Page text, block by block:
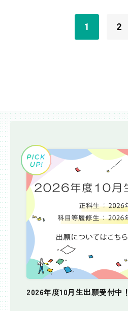
1 2
2026年度10月生出願受付中！
個別相談会